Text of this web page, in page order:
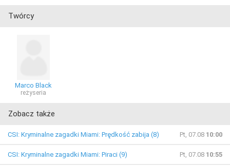
Twórcy
Marco Black
reżyseria
Zobacz także
CSI: Kryminalne zagadki Miami: Prędkość zabija (8) Pt, 07.08 10:00
CSI: Kryminalne zagadki Miami: Piraci (9) Pt, 07.08 10:55